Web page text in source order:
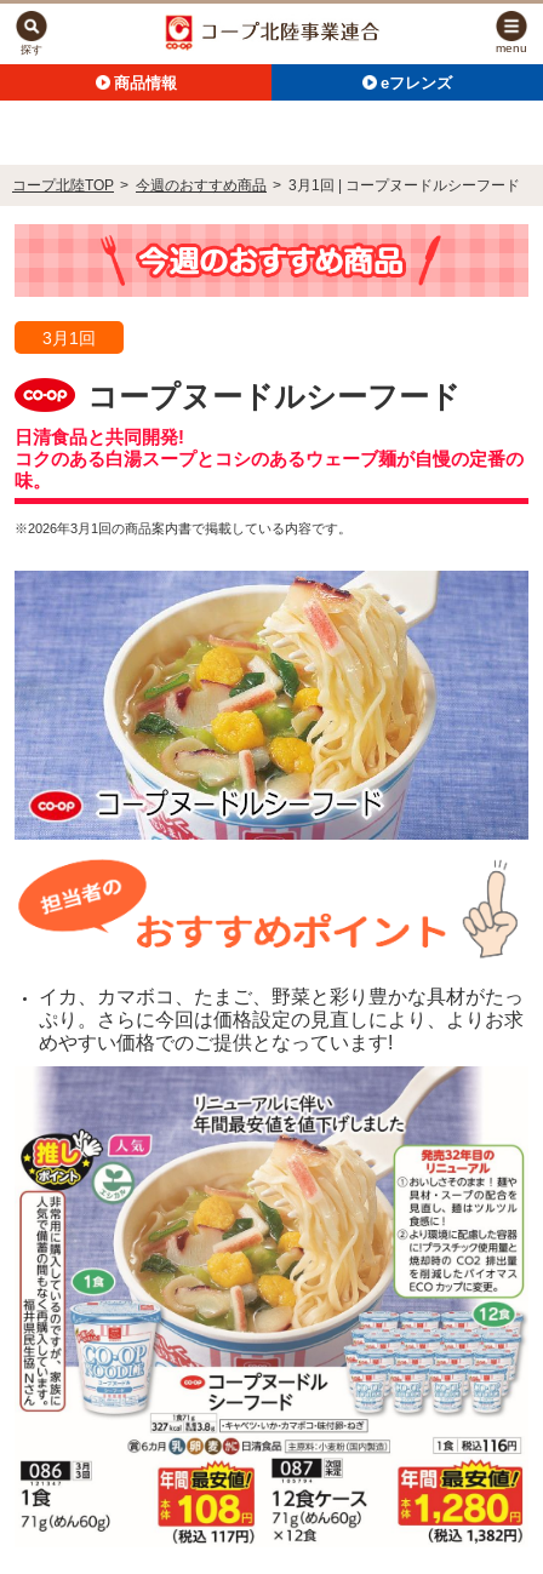
商品情報 eフレンズ
探す menu
コープ北陸TOP > 今週のおすすめ商品 > 3月1回 | コープヌードルシーフード
3月1回
コープヌードルシーフード
日清食品と共同開発!
コクのある白湯スープとコシのあるウェーブ麺が自慢の定番の
味。
※2026年3月1回の商品案内書で掲載している内容です。
イカ、カマボコ、たまご、野菜と彩り豊かな具材がたっ
ぷり。さらに今回は価格設定の見直しにより、よりお求
めやすい価格でのご提供となっています!